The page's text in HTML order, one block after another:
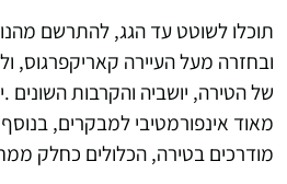
תוכלו לשוטט עד הגג, להתרשם
ובחזרה מעל העיירה קאריקפרגוס,
של הטירה, יושביה והקרבות
מאוד אינפורמטיבי למבקרים,
מודרכים בטירה, הכלולים כחלק